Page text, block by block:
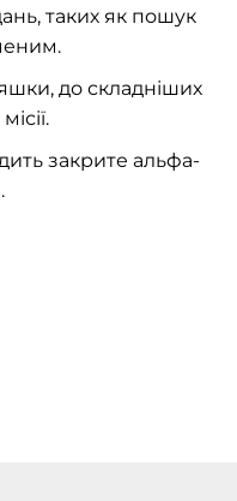
таких як пошук
до складніших
закрите альфа-